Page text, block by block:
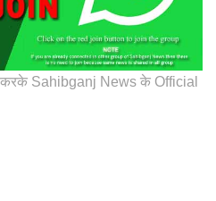
करके Sahibganj News के Official